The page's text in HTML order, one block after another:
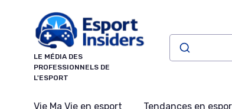
LE MÉDIA DES
PROFESSIONNELS DE
L'ESPORT
Vie Ma Vie en esport Tendances en